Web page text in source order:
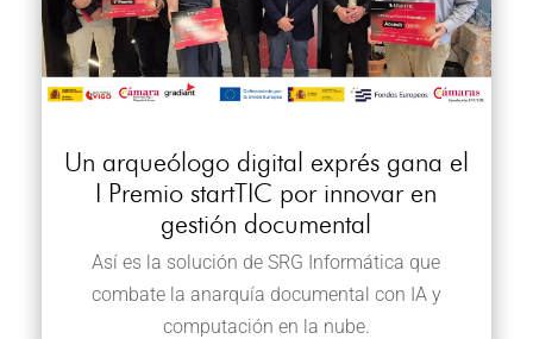
Un arqueólogo digital exprés gana el
I Premio startTIC por innovar en
gestión documental
Así es la solución de SRG Informática que
combate la anarquía documental con IA y
computación en la nube.